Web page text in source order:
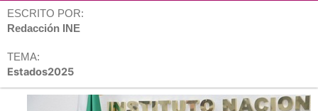
ESCRITO POR:
Redacción INE
TEMA:
Estados2025